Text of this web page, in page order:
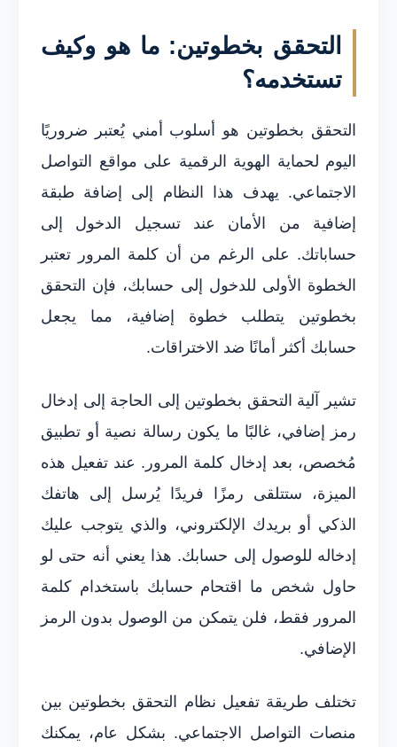
التحقق بخطوتين: ما هو وكيف
تستخدمه؟
التحقق بخطوتين هو أسلوب أمني يُعتبر ضروريًا
اليوم لحماية الهوية الرقمية على مواقع التواصل
الاجتماعي. يهدف هذا النظام إلى إضافة طبقة
إضافية من الأمان عند تسجيل الدخول إلى
حساباتك. على الرغم من أن كلمة المرور تعتبر
الخطوة الأولى للدخول إلى حسابك، فإن التحقق
بخطوتين يتطلب خطوة إضافية، مما يجعل
حسابك أكثر أمانًا ضد الاختراقات.
تشير آلية التحقق بخطوتين إلى الحاجة إلى إدخال
رمز إضافي، غالبًا ما يكون رسالة نصية أو تطبيق
مُخصص، بعد إدخال كلمة المرور. عند تفعيل هذه
الميزة، ستتلقى رمزًا فريدًا يُرسل إلى هاتفك
الذكي أو بريدك الإلكتروني، والذي يتوجب عليك
إدخاله للوصول إلى حسابك. هذا يعني أنه حتى لو
حاول شخص ما اقتحام حسابك باستخدام كلمة
المرور فقط، فلن يتمكن من الوصول بدون الرمز
الإضافي.
تختلف طريقة تفعيل نظام التحقق بخطوتين بين
منصات التواصل الاجتماعي. بشكل عام، يمكنك